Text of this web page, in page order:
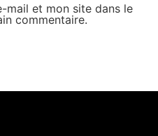
mail et mon site dans le
commentaire.